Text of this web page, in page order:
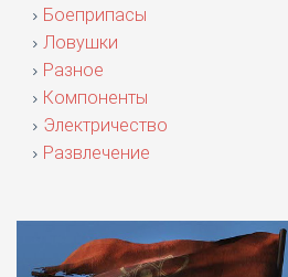
Боеприпасы
Ловушки
Разное
Компоненты
Электричество
Развлечение